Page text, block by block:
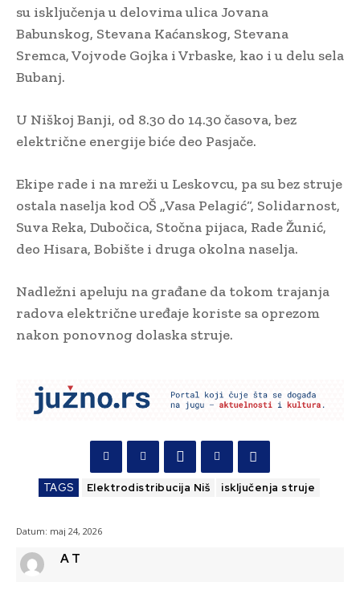
su isključenja u delovima ulica Jovana
Babunskog, Stevana Kaćanskog, Stevana
Sremca, Vojvode Gojka i Vrbaske, kao i u delu sela
Bubanj.
U Niškoj Banji, od 8.30 do 14.30 časova, bez
električne energije biće deo Pasjače.
Ekipe rade i na mreži u Leskovcu, pa su bez struje
ostala naselja kod OŠ „Vasa Pelagić“, Solidarnost,
Suva Reka, Dubočica, Stočna pijaca, Rade Žunić,
deo Hisara, Bobište i druga okolna naselja.
Nadležni apeluju na građane da tokom trajanja
radova električne uređaje koriste sa oprezom
nakon ponovnog dolaska struje.
TAGS Elektrodistribucija Niš isključenja struje
Datum: maj 24, 2026
A T